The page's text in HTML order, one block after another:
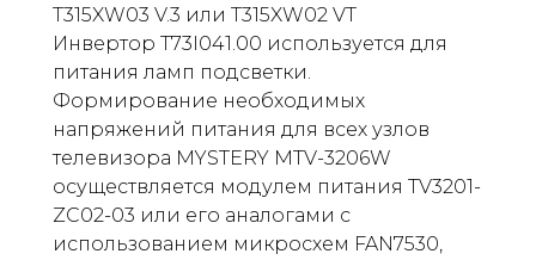
T315XW03 V.3 или T315XW02 VT
Инвертор T73I041.00 используется для
питания ламп подсветки.
Формирование необходимых
напряжений питания для всех узлов
телевизора MYSTERY MTV-3206W
осуществляется модулем питания TV3201-
ZC02-03 или его аналогами с
использованием микросхем FAN7530,